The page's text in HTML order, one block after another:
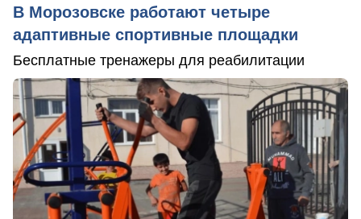
В Морозовске работают четыре
адаптивные спортивные площадки
Бесплатные тренажеры для реабилитации